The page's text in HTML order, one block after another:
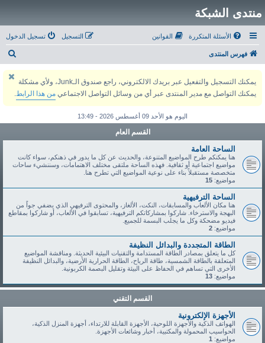
منتدى الشبكة
الأسئلة المتكررة القوانين تسجيل الدخول التسجيل
فهرس المنتدى
يمكنك التسجيل والتفعيل عبر بريدك الالكتروني، راجع صندوق الـJunk، ولأي مشكلة
يمكنك التواصل مع مدير المنتدى عبر أي من وسائل التواصل الاجتماعي من هذا الرابط.
اليوم هو الأحد 09 أغسطس 2026 - 13:49
القسم العام
الساحة العامة
هنا يمكنكم طرح المواضيع المتنوعة، والحديث عن كل ما يدور في ذهنكم، سواء كانت
مواضيع اجتماعية أو ثقافية. فهذه الساحة ملتقى مختلف الاهتمامات، وسننشيء ساحات
متخصصة مستقبلاً بناء على نوعية المواضيع التي تطرح هنا.
مواضيع: 15
الساحة الترفيهية
هنا مكان الألعاب والمسابقات، النكت، الألغاز، والمحتوى الترفيهي الذي يضفي جواً من
البهجة والاسترخاء. شاركوا بمشاركاتكم الترفيهية، تسابقوا في الألعاب، أو شاركوا بمقاطع
فيديو مضحكة وكل ما يجلب البسمة للجميع.
مواضيع: 2
الطاقة المتجددة والبدائل النظيفة
كل ما يتعلق بمصادر الطاقة المستدامة والتقنيات البيئية الحديثة. ومناقشة المواضيع
المتعلقة بالطاقة الشمسية، طاقة الرياح، الطاقة الحرارية الأرضية، والبدائل النظيفة
الأخرى التي تساهم في الحفاظ على البيئة وتقليل البصمة الكربونية.
مواضيع: 13
القسم التقني
الأجهزة الإلكترونية
الهواتف الذكية والأجهزة اللوحية، الأجهزة القابلة للارتداء، أجهزة المنزل الذكية،
الحواسيب المحمولة والمكتبية، أخبار وشائعات الأجهزة.
مواضيع: 1